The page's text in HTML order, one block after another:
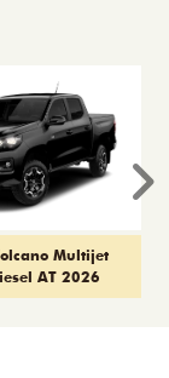
Multijet
AT 2026